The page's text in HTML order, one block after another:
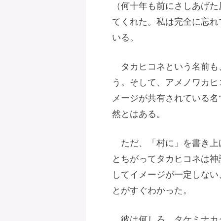
（何十年も前にさしあげ
てくれた。私は完全に忘
いる。
タカヒコネという名前
う。そして、アメノワカ
メージが共有されている
然とはある。
ただ、「村に」を書き
とちがってタカヒコネは
してイメージが一定しな
とがすぐわかった。